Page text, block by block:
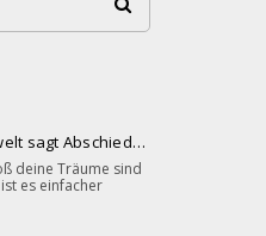
sagt Abschied…
deine Träume sind
es einfacher